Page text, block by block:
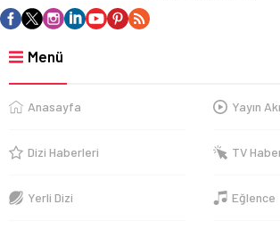
Menü
Anasayfa Yayın
Dizi Haberleri TV
Yerli Dizi Eğlence